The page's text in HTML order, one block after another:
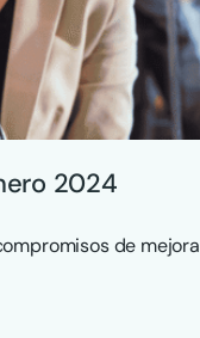
2024
de mejora